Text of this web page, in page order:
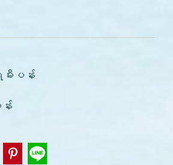
မီးပန်း
း